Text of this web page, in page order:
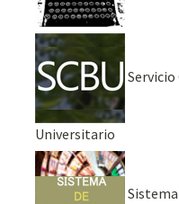
Universitario